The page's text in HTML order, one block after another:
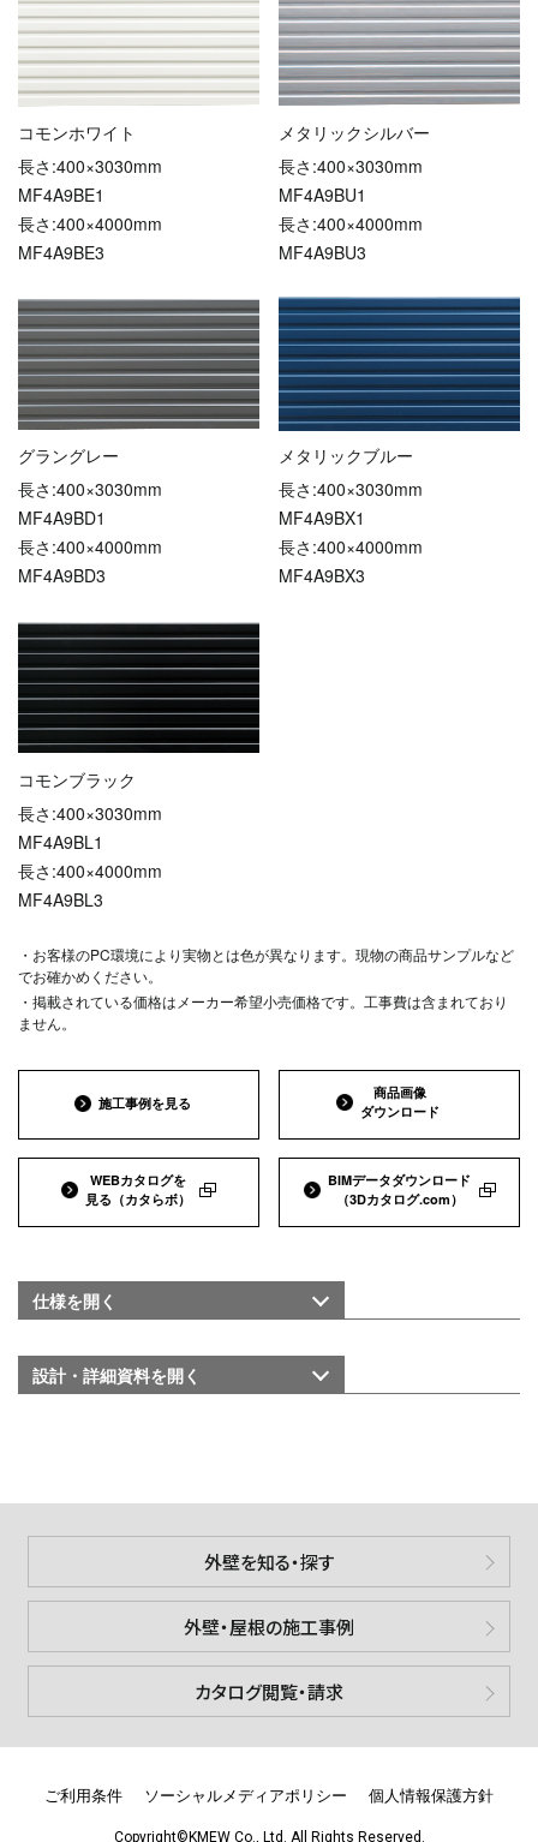
コモンホワイト
長さ:400×3030mm
MF4A9BE1
長さ:400×4000mm
MF4A9BE3
メタリックシルバー
長さ:400×3030mm
MF4A9BU1
長さ:400×4000mm
MF4A9BU3
グラングレー
長さ:400×3030mm
MF4A9BD1
長さ:400×4000mm
MF4A9BD3
メタリックブルー
長さ:400×3030mm
MF4A9BX1
長さ:400×4000mm
MF4A9BX3
コモンブラック
長さ:400×3030mm
MF4A9BL1
長さ:400×4000mm
MF4A9BL3
・お客様のPC環境により実物とは色が異なります。現物の商品サンプルなど
でお確かめください。
・掲載されている価格はメーカー希望小売価格です。工事費は含まれており
ません。
施工事例を見る
商品画像
ダウンロード
WEBカタログを
見る （カタらボ）
BIMデータダウンロード
（3Dカタログ.com）
仕様を開く
設計・詳細資料を開く
外壁を知る・探す
外壁・屋根の施工事例
カタログ閲覧・請求
Copyright©KMEW Co., Ltd. All Rights Reserved.
ご利用条件 ソーシャルメディアポリシー 個人情報保護方針